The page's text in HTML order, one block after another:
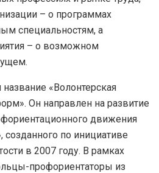
– о программах
специальностям, а
– о возможном
«Волонтерская
Он направлен на развитие
движения
созданного по инициативе
в 2007 году. В рамках
профориентаторы из